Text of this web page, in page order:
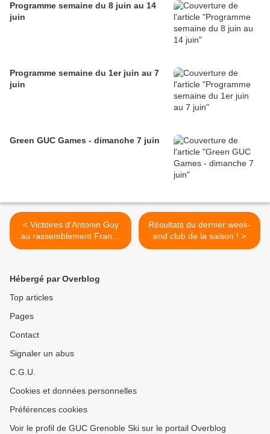
Programme semaine du 8 juin au 14
juin
Programme semaine du 1er juin au 7
juin
Green GUC Games - dimanche 7 juin
< Victoires d'Antonin Guy
au rassemblement France
U15 Biathlon
Résultats du dernier week-
end club de la saison ! >
Hébergé par Overblog
Top articles
Pages
Contact
Signaler un abus
C.G.U.
Cookies et données personnelles
Préférences cookies
Voir le profil de GUC Grenoble Ski sur le portail Overblog